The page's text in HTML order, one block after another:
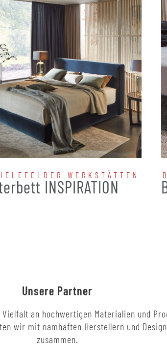
WERKSTÄTTEN
INSPIRATION
Unsere Partner
an hochwertigen Materialien und
wir mit namhaften Herstellern und
zusammen.